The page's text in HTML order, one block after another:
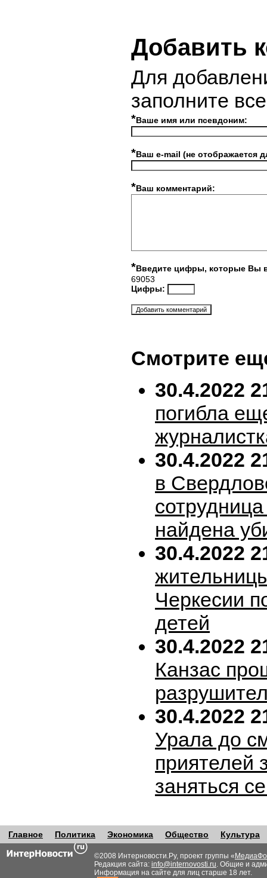
Добавить
Для
заполните
*Ваше имя или псевдоним:
*Ваш e-mail (не отображается
*Ваш комментарий:
*Введите цифры, которые Вы
69053
Цифры:
Смотрите
30.4.2022
погибла
30.4.2022
в
найдена
30.4.2022
Черкесии
детей
30.4.2022
Канзас
30.4.2022
Урала до
приятелей
заняться
Главное Политика Экономика Общество Культура
©2008 Интерновости.Ру, проект группы «
Редакция сайта: info@internovosti.ru. Общие и
Информация на сайте для лиц старше 18 лет.